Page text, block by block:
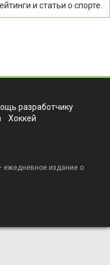
и статьи о спорте.
разработчику
Хоккей
ежедневное издание о